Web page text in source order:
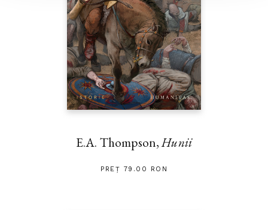
E.A. Thompson,Hunii
PREȚ 79.00 RON